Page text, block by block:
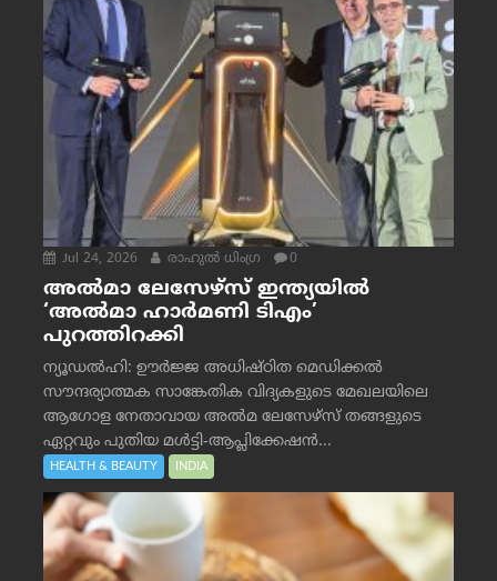
Jul 24, 2026 രാഹുല്‍ ധിംഗ്ര 0
അൽമാ ലേസേഴ്സ് ഇന്ത്യയിൽ
‘അൽമാ ഹാർമണി ടിഎം’
പുറത്തിറക്കി
ന്യൂഡൽഹി: ഊർജ്ജ അധിഷ്ഠിത മെഡിക്കൽ
സൗന്ദര്യാത്മക സാങ്കേതിക വിദ്യകളുടെ മേഖലയിലെ
ആഗോള നേതാവായ അൽമ ലേസേഴ്സ് തങ്ങളുടെ
ഏറ്റവും പുതിയ മൾട്ടി-ആപ്ലിക്കേഷൻ...
HEALTH & BEAUTY INDIA